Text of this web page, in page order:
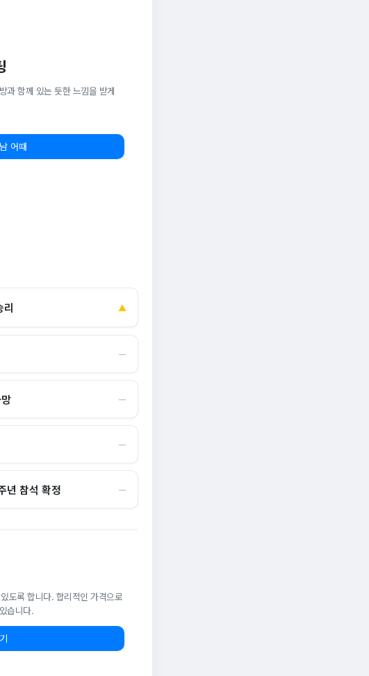
과 함께 있는 듯한 느낌을 받게
어때
리 ▲
―
―
―
년 참석 확정 ―
도록 합니다. 합리적인 가격으로
습니다.